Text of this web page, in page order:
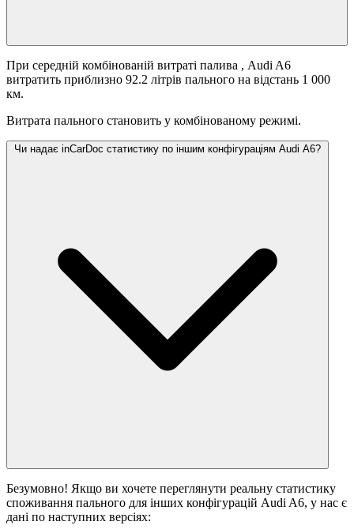
При середній комбінованій витраті палива , Audi A6
витратить приблизно 92.2 літрів пального на відстань 1 000
км.
Витрата пального становить у комбінованому режимі.
Чи надає inCarDoc статистику по іншим конфігураціям Audi A6?
Безумовно! Якщо ви хочете переглянути реальну статистику
споживання пального для інших конфігурацій Audi A6, у нас є
дані по наступних версіях: